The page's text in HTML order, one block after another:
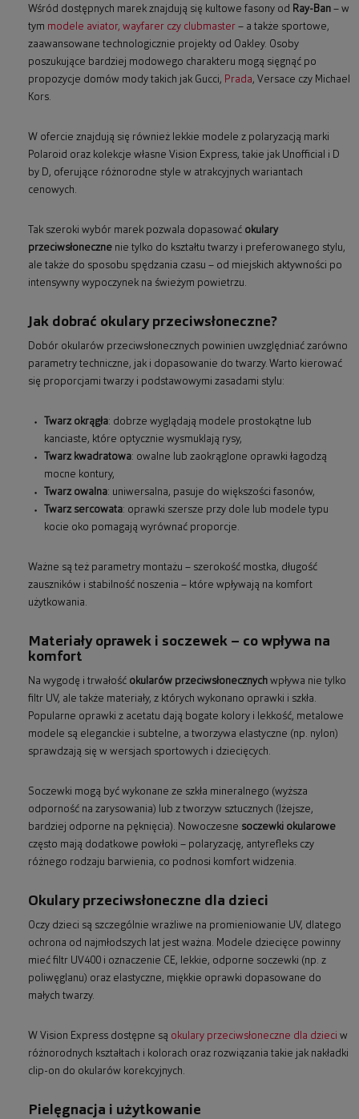
Wśród dostępnych marek znajdują się kultowe fasony od Ray-Ban – w
tym modele aviator, wayfarer czy clubmaster – a także sportowe,
zaawansowane technologicznie projekty od Oakley. Osoby
poszukujące bardziej modowego charakteru mogą sięgnąć po
propozycje domów mody takich jak Gucci, Prada, Versace czy Michael
Kors.
W ofercie znajdują się również lekkie modele z polaryzacją marki
Polaroid oraz kolekcje własne Vision Express, takie jak Unofficial i D
by D, oferujące różnorodne style w atrakcyjnych wariantach
cenowych.
Tak szeroki wybór marek pozwala dopasować okulary
przeciwsłoneczne nie tylko do kształtu twarzy i preferowanego stylu,
ale także do sposobu spędzania czasu – od miejskich aktywności po
intensywny wypoczynek na świeżym powietrzu.
Jak dobrać okulary przeciwsłoneczne?
Dobór okularów przeciwsłonecznych powinien uwzględniać zarówno
parametry techniczne, jak i dopasowanie do twarzy. Warto kierować
się proporcjami twarzy i podstawowymi zasadami stylu:
Twarz okrągła: dobrze wyglądają modele prostokątne lub
kanciaste, które optycznie wysmuklają rysy,
Twarz kwadratowa: owalne lub zaokrąglone oprawki łagodzą
mocne kontury,
Twarz owalna: uniwersalna, pasuje do większości fasonów,
Twarz sercowata: oprawki szersze przy dole lub modele typu
kocie oko pomagają wyrównać proporcje.
Ważne są też parametry montażu – szerokość mostka, długość
zauszników i stabilność noszenia – które wpływają na komfort
użytkowania.
Materiały oprawek i soczewek – co wpływa na
komfort
Na wygodę i trwałość okularów przeciwsłonecznych wpływa nie tylko
filtr UV, ale także materiały, z których wykonano oprawki i szkła.
Popularne oprawki z acetatu dają bogate kolory i lekkość, metalowe
modele są eleganckie i subtelne, a tworzywa elastyczne (np. nylon)
sprawdzają się w wersjach sportowych i dziecięcych.
Soczewki mogą być wykonane ze szkła mineralnego (wyższa
odporność na zarysowania) lub z tworzyw sztucznych (lżejsze,
bardziej odporne na pęknięcia). Nowoczesne soczewki okularowe
często mają dodatkowe powłoki – polaryzację, antyrefleks czy
różnego rodzaju barwienia, co podnosi komfort widzenia.
Okulary przeciwsłoneczne dla dzieci
Oczy dzieci są szczególnie wrażliwe na promieniowanie UV, dlatego
ochrona od najmłodszych lat jest ważna. Modele dziecięce powinny
mieć filtr UV400 i oznaczenie CE, lekkie, odporne soczewki (np. z
poliwęglanu) oraz elastyczne, miękkie oprawki dopasowane do
małych twarzy.
W Vision Express dostępne są okulary przeciwsłoneczne dla dzieci w
różnorodnych kształtach i kolorach oraz rozwiązania takie jak nakładki
clip-on do okularów korekcyjnych.
Pielęgnacja i użytkowanie